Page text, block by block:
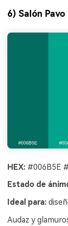
6) Salón Pavo
HEX: #006B5E
Estado de
Ideal para:
Audaz y